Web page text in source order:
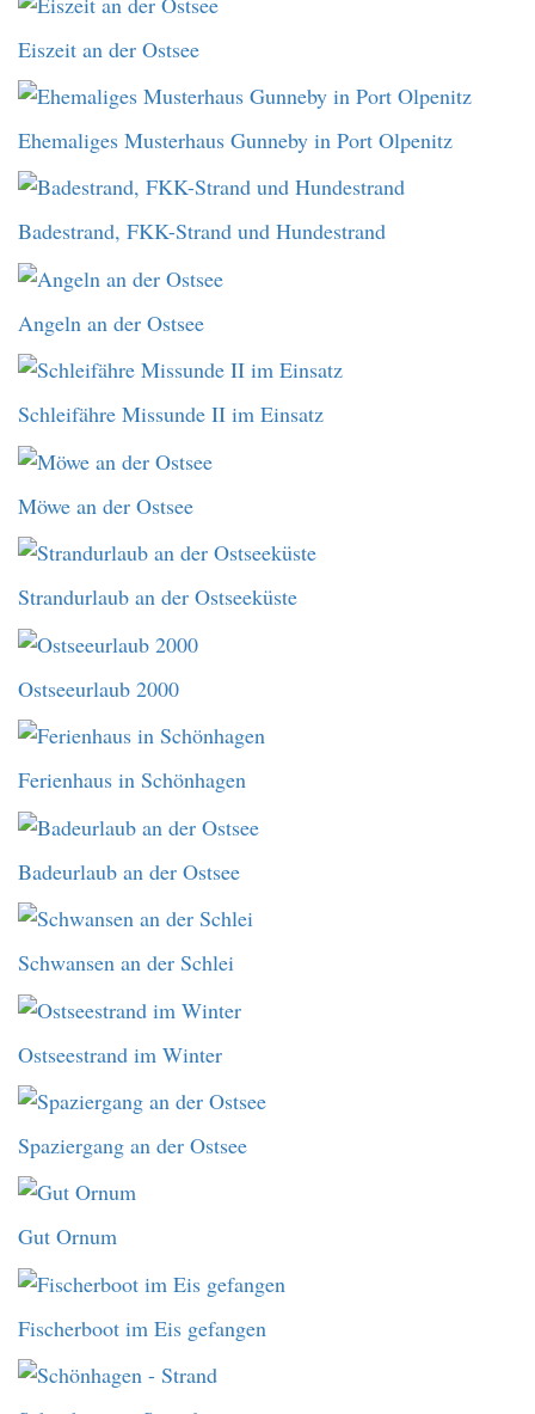
Eiszeit an der Ostsee
Ehemaliges Musterhaus Gunneby in Port Olpenitz
Badestrand, FKK-Strand und Hundestrand
Angeln an der Ostsee
Schleifähre Missunde II im Einsatz
Möwe an der Ostsee
Strandurlaub an der Ostseeküste
Ostseeurlaub 2000
Ferienhaus in Schönhagen
Badeurlaub an der Ostsee
Schwansen an der Schlei
Ostseestrand im Winter
Spaziergang an der Ostsee
Gut Ornum
Fischerboot im Eis gefangen